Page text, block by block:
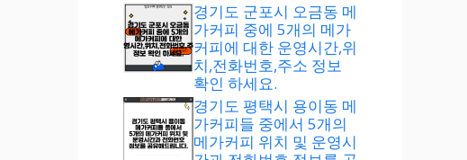
경기도 군포시 오금동 메
가커피 중에 5개의 메가
커피에 대한 운영시간,위
치,전화번호,주소 정보
확인 하세요.
경기도 평택시 용이동 메
가커피들 중에서 5개의
메가커피 위치 및 운영시